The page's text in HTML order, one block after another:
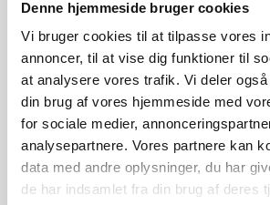
Denne hjemmeside bruger cookies
Vi bruger cookies til at tilpasse vores
annoncer, til at vise dig funktioner til
at analysere vores trafik. Vi deler
din brug af vores hjemmeside med
for sociale medier,
analysepartnere. Vores partnere kan
data med andre oplysninger, du har
de har indsamlet fra din brug af deres
Tilsæt asparges - minus
par minutter.
Tilsæt mælk. Bring det igen i
Rør en smørbolle af blødt smør
Læg den ned i væsken i gryden
minutter til smørbollen er opløst.
Rør derefter i retten.